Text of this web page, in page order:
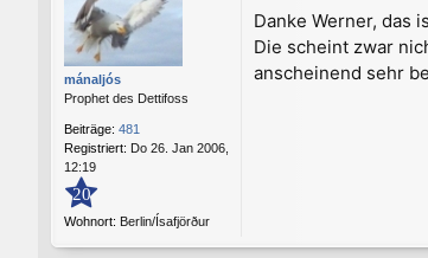
mánaljós
Prophet des Dettifoss
Beiträge: 481
Registriert: Do 26. Jan 2006,
12:19
20
Wohnort: Berlin/Ísafjörður
i
t
a
Danke Werner, das
Die scheint zwar
anscheinend sehr